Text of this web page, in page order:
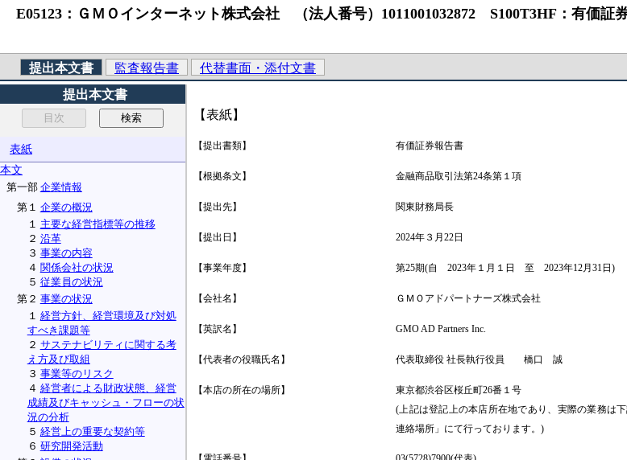
E05123：ＧＭＯインターネット株式会社 （法人番号）1011001032872 S100T3HF：有価証券
提出本文書 監査報告書
代替書面・添付文書
提出本文書